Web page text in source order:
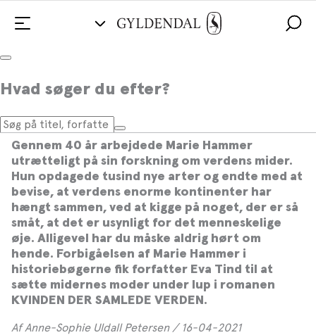
Hvad søger du efter?
Eva Tind fremmaner den glemte
danske videnskabskvinde, der samlede
hele verden
Gennem 40 år arbejdede Marie Hammer
utrætteligt på sin forskning om verdens mider.
Hun opdagede tusind nye arter og endte med at
bevise, at verdens enorme kontinenter har
hængt sammen, ved at kigge på noget, der er så
småt, at det er usynligt for det menneskelige
øje. Alligevel har du måske aldrig hørt om
hende. Forbigåelsen af Marie Hammer i
historiebøgerne fik forfatter Eva Tind til at
sætte midernes moder under lup i romanen
KVINDEN DER SAMLEDE VERDEN.
Af Anne-Sophie Uldall Petersen / 16-04-2021